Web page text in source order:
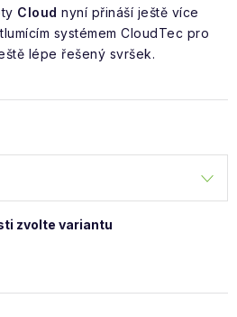
Cloud nyní přináší ještě více
systémem CloudTec pro
lépe řešený svršek.